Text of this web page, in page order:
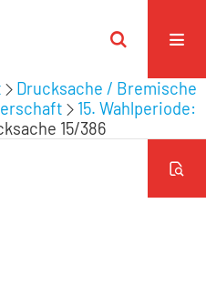
Drucksache / Bremische
15. Wahlperiode:
15/386